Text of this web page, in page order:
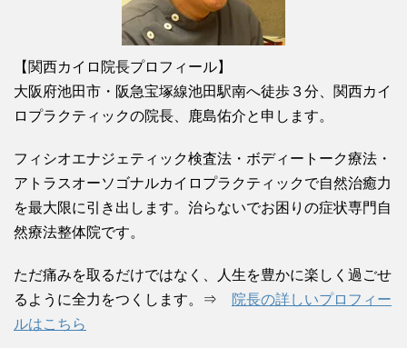
【関西カイロ院長プロフィール】
大阪府池田市・阪急宝塚線池田駅南へ徒歩３分、関西カイ
ロプラクティックの院長、鹿島佑介と申します。
フィシオエナジェティック検査法・ボディートーク療法・
アトラスオーソゴナルカイロプラクティックで自然治癒力
を最大限に引き出します。治らないでお困りの症状専門自
然療法整体院です。
ただ痛みを取るだけではなく、人生を豊かに楽しく過ごせ
るように全力をつくします。⇒
院長の詳しいプロフィー
ルはこちら